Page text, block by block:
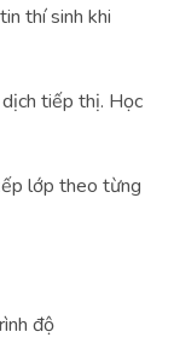
thí sinh khi
tiếp thị. Học
lớp theo từng
độ